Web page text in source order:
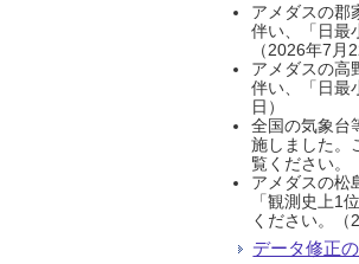
アメダスの郡
伴い、「日最
（2026年7月
アメダスの高
伴い、「日最
日）
全国の気象台
施しました。
覧ください。
アメダスの松
「観測史上1
ください。（
データ修正